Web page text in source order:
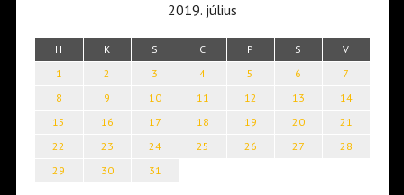
2019. július
H K S C P S V
1 2 3 4 5 6
7
8
9 10 11 12 13
14
15
16 17 18 19 20
21
22
23 24 25 26 27
28
29
30 31